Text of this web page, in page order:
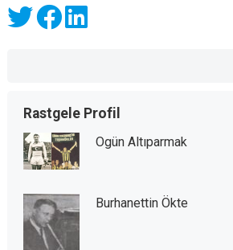
Rastgele Profil
Ogün Altıparmak
Burhanettin Ökte